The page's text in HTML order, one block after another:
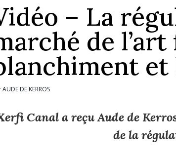
– La
de l’art
et
AUDE DE KERROS
Canal a reçu Aude de
de la